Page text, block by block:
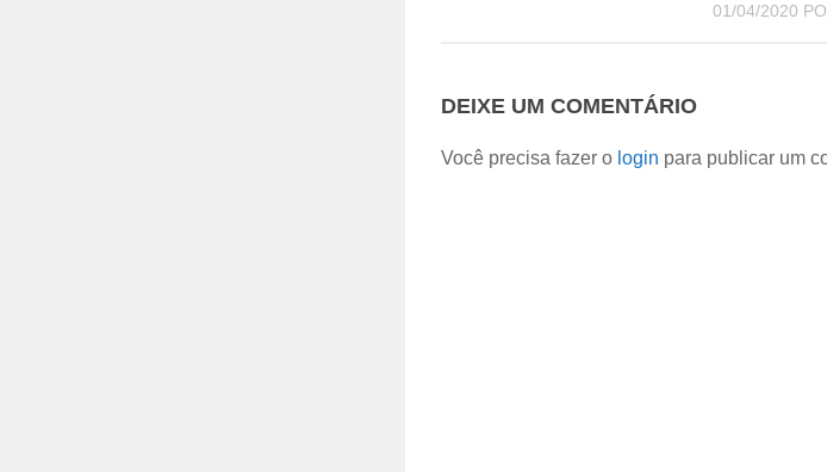
01/04/2020
DEIXE UM COMENTÁRIO
Você precisa fazer o login para publicar um